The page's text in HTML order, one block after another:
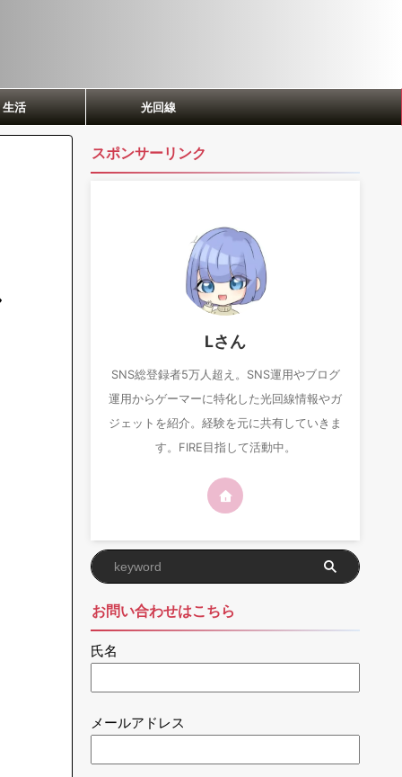
生活 光回線
スポンサーリンク